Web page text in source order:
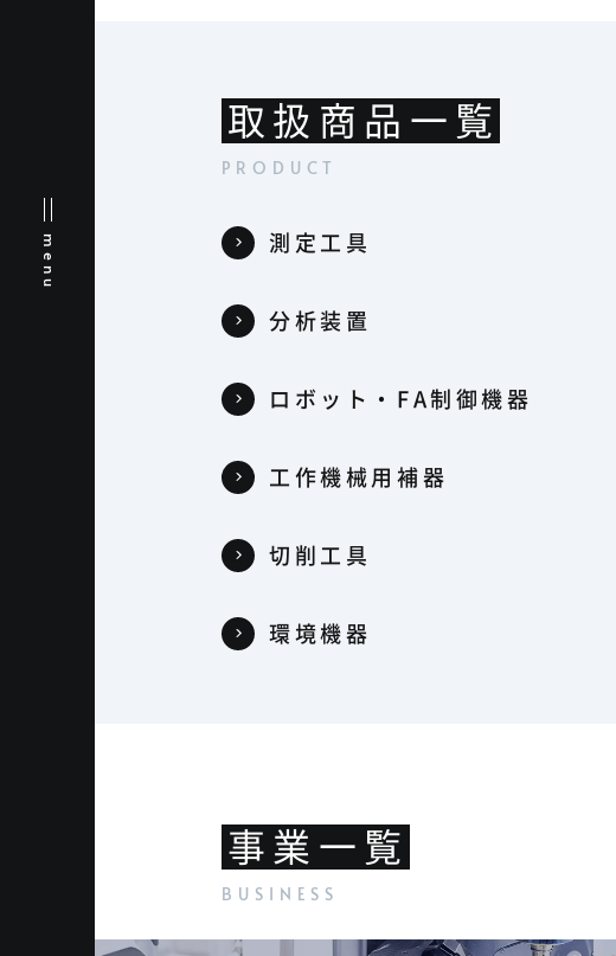
menu
取扱商品一覧
測定工具
分析装置
ロボット・FA制御機器
工作機械用補器
切削工具
環境機器
事業一覧